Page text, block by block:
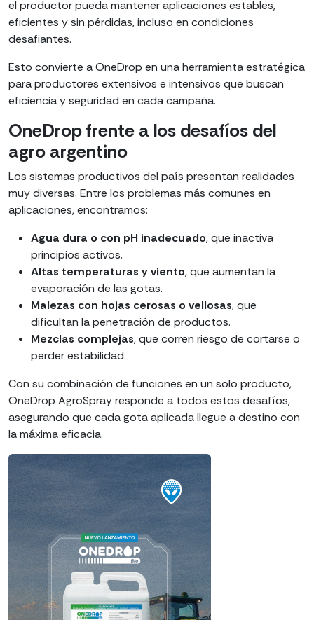
el productor pueda mantener aplicaciones estables,
eficientes y sin pérdidas, incluso en condiciones
desafiantes.
Esto convierte a OneDrop en una herramienta estratégica
para productores extensivos e intensivos que buscan
eficiencia y seguridad en cada campaña.
OneDrop frente a los desafíos del
agro argentino
Los sistemas productivos del país presentan realidades
muy diversas. Entre los problemas más comunes en
aplicaciones, encontramos:
Agua dura o con pH inadecuado, que inactiva
principios activos.
Altas temperaturas y viento, que aumentan la
evaporación de las gotas.
Malezas con hojas cerosas o vellosas, que
dificultan la penetración de productos.
Mezclas complejas, que corren riesgo de cortarse o
perder estabilidad.
Con su combinación de funciones en un solo producto,
OneDrop AgroSpray responde a todos estos desafíos,
asegurando que cada gota aplicada llegue a destino con
la máxima eficacia.